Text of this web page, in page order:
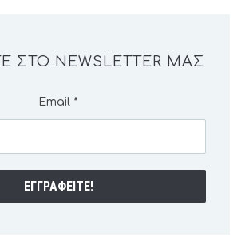
ΣΤΟ NEWSLETTER ΜΑΣ
Email *